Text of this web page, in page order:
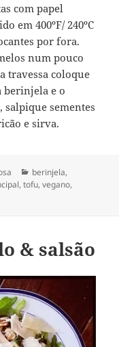
com papel
em 400ºF/ 240ºC
por fora.
num pouco
travessa coloque
berinjela e o
salpique sementes
e sirva.
Categorias
berinjela,
,tofu,vegano,
& salsão